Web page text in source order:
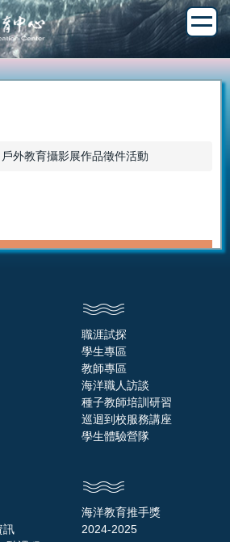
戶外教育攝影展作品徵件活動
職涯試探
學生專區
教師專區
海洋職人訪談
種子教師培訓研習
巡迴到校服務講座
學生體驗營隊
訊
海洋教育推手獎
2024-2025